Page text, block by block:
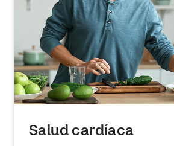
Salud cardíaca